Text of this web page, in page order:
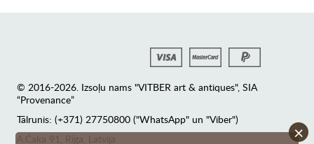
×
© 2016-2026. Izsoļu nams "VITBER art & antiques", SIA
“Provenance”
Tālrunis: (+371) 27750800 ("WhatsApp" un "Viber")